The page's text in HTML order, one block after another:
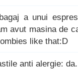
a unui
avut masina de
like that:D
anti alergie: da.